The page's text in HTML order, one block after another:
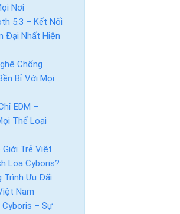
Nơi
5.3 – Kết Nối
Đại Nhất Hiện
Chống
Bỉ Với Mọi
EDM –
Thể Loại
Giới Trẻ Việt
Loa Cyboris?
Trình Ưu Đãi
Nam
Cyboris – Sự